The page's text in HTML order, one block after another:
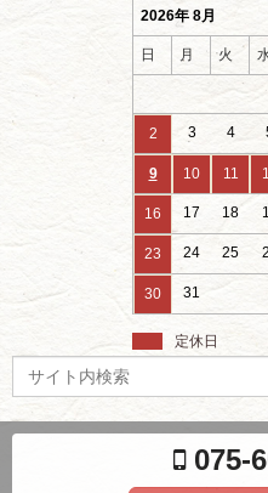
2026年 8月
日 月 火
2 3 4
9 10 11
16 17 18
23 24 25
30 31
定休日
ー
075-